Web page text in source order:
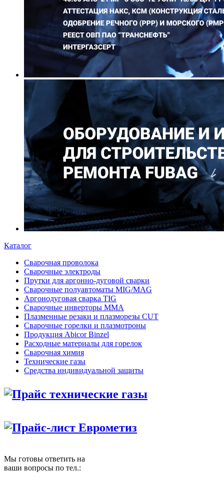
Каталог
Сварочная проволока
Сварочные электроды
Прутки для аргонно-дуговой сварки
Сварочные полуавтоматы MIG/MAG
Аргонодуговая сварка TIG
Сварочные инверторы MMA
Плазменные резаки и плазморезы CUT
Сварочные горелки и плазмотроны
Продукция Abicor Binzel
Расходные материалы для горелок
Сварочная химия
Технические газы
Средства индивидуальной защиты
Прайс технические газы
Прайс-лист Еврометиз
Мы готовы ответить на
ваши вопросы по тел.: